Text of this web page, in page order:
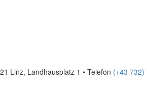
Linz, Landhausplatz 1 • Telefon (+43 732)